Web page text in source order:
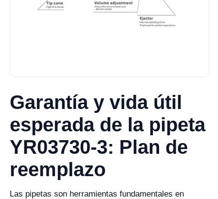
Garantía y vida útil
esperada de la pipeta
YR03730-3: Plan de
reemplazo
Las pipetas son herramientas fundamentales en